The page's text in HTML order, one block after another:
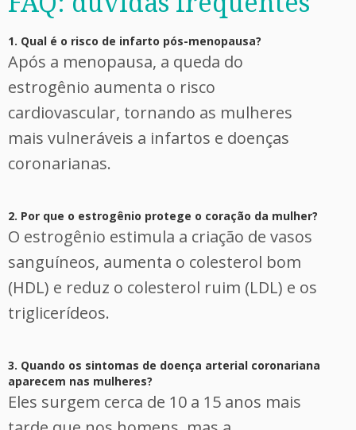
1. Qual é o risco de infarto pós-menopausa?
Após a menopausa, a queda do
estrogênio aumenta o risco
cardiovascular, tornando as mulheres
mais vulneráveis a infartos e doenças
coronarianas.
2. Por que o estrogênio protege o coração da mulher?
O estrogênio estimula a criação de vasos
sanguíneos, aumenta o colesterol bom
(HDL) e reduz o colesterol ruim (LDL) e os
triglicerídeos.
3. Quando os sintomas de doença arterial coronariana
aparecem nas mulheres?
Eles surgem cerca de 10 a 15 anos mais